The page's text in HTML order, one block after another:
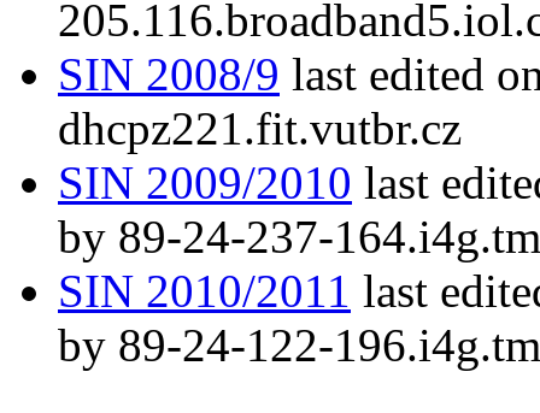
SIN 2008/9 last edited
dhcpz221.fit.vutbr.cz
SIN 2009/2010 last
by 89-24-237-
SIN 2010/2011 last
by 89-24-122-